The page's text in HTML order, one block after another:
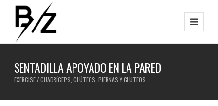
SENTADILLA APOYADO EN LA PARED
EXERCISE / CUADRÍCEPS, GLÚTEOS, PIERNAS Y GLUTEOS